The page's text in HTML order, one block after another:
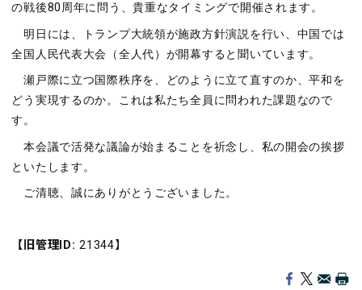
の戦後80周年に問う、貴重なタイミングで開催されます。
明日には、トランプ大統領が施政方針演説を行い、中国では
全国人民代表大会（全人代）が開幕すると聞いています。
瀬戸際に立つ国際秩序を、どのように立て直すのか、平和を
どう実現するのか。これは私たち全員に問われた課題なので
す。
本会議で活発な議論が始まることを祈念し、私の開会の挨拶
といたします。
ご清聴、誠にありがとうございました。
【旧管理ID:21344】